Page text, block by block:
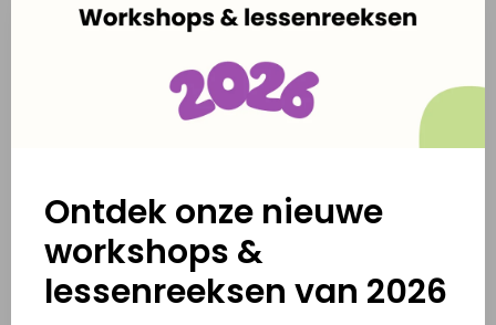
Ontdek onze nieuwe
workshops &
lessenreeksen van 2026